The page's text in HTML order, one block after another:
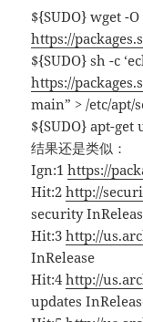
${SUDO} wget -
https://
${SUDO} sh -c
https://
main” > /etc/apt/
${SUDO} apt-get
结果还是类似：
Ign:1https://
Hit:2http://
security
Hit:3http://
InRelease
Hit:4http://
updates